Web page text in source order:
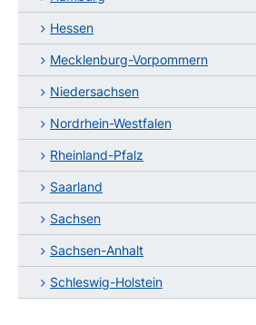
Hessen
Mecklenburg-Vorpommern
Niedersachsen
Nordrhein-Westfalen
Rheinland-Pfalz
Saarland
Sachsen
Sachsen-Anhalt
Schleswig-Holstein